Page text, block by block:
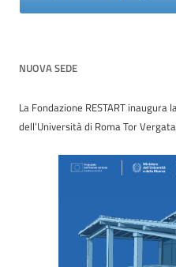
NUOVA SEDE
La Fondazione RESTART inaugura
dell’Università di Roma Tor Vergata